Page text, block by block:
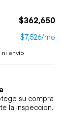
$362,650
$7,526/mo
envío
su compra
la inspeccion.